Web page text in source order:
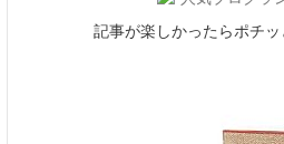
記事が楽しかったらポチッ